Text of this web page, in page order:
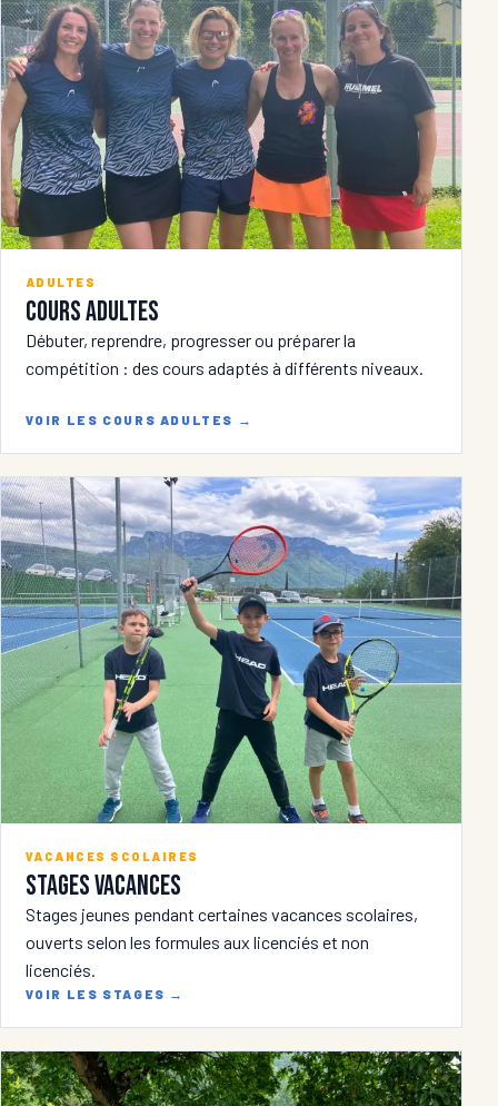
ADULTES
Cours adultes
Débuter, reprendre, progresser ou préparer la
compétition : des cours adaptés à différents niveaux.
VOIR LES COURS ADULTES →
VACANCES SCOLAIRES
Stages vacances
Stages jeunes pendant certaines vacances scolaires,
ouverts selon les formules aux licenciés et non
licenciés.
VOIR LES STAGES →